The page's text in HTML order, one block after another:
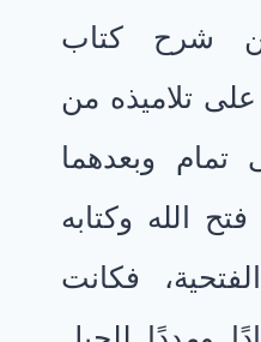
شرح كتاب
على تلاميذه من
وبعدهما
الله وكتابه
فكانت